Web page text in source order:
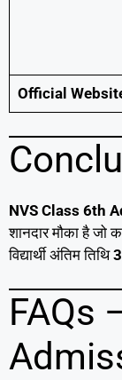
Official
NVS Class 6th
शानदार मौका है जो
विद्यार्थी अंतिम तिथि
FAQs